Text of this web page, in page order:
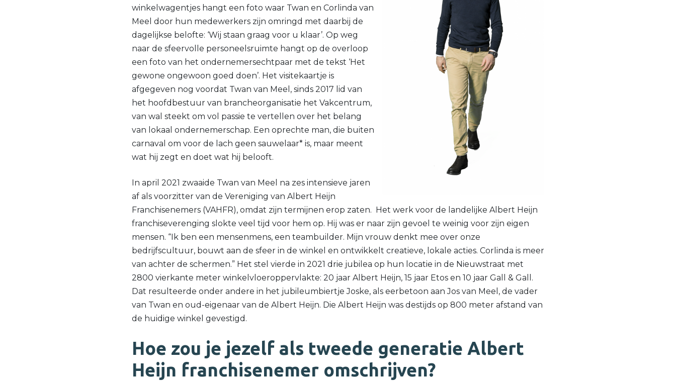
winkelwagentjes hangt een foto waar Twan en Corlinda van
Meel door hun medewerkers zijn omringd met daarbij de
dagelijkse belofte: ‘Wij staan graag voor u klaar’. Op weg
naar de sfeervolle personeelsruimte hangt op de overloop
een foto van het ondernemersechtpaar met de tekst ‘Het
gewone ongewoon goed doen’. Het visitekaartje is
afgegeven nog voordat Twan van Meel, sinds 2017 lid van
het hoofdbestuur van brancheorganisatie het Vakcentrum,
van wal steekt om vol passie te vertellen over het belang
van lokaal ondernemerschap. Een oprechte man, die buiten
carnaval om voor de lach geen sauwelaar* is, maar meent
wat hij zegt en doet wat hij belooft.
In april 2021 zwaaide Twan van Meel na zes intensieve jaren
af als voorzitter van de Vereniging van Albert Heijn
Franchisenemers (VAHFR), omdat zijn termijnen erop zaten. Het werk voor de landelijke Albert Heijn
franchiseverenging slokte veel tijd voor hem op. Hij was er naar zijn gevoel te weinig voor zijn eigen
mensen. “Ik ben een mensenmens, een teambuilder. Mijn vrouw denkt mee over onze
bedrijfscultuur, bouwt aan de sfeer in de winkel en ontwikkelt creatieve, lokale acties. Corlinda is meer
van achter de schermen.” Het stel vierde in 2021 drie jubilea op hun locatie in de Nieuwstraat met
2800 vierkante meter winkelvloeroppervlakte: 20 jaar Albert Heijn, 15 jaar Etos en 10 jaar Gall & Gall.
Dat resulteerde onder andere in het jubileumbiertje Joske, als eerbetoon aan Jos van Meel, de vader
van Twan en oud-eigenaar van de Albert Heijn. Die Albert Heijn was destijds op 800 meter afstand van
de huidige winkel gevestigd.
Hoe zou je jezelf als tweede generatie Albert
Heijn franchisenemer omschrijven?